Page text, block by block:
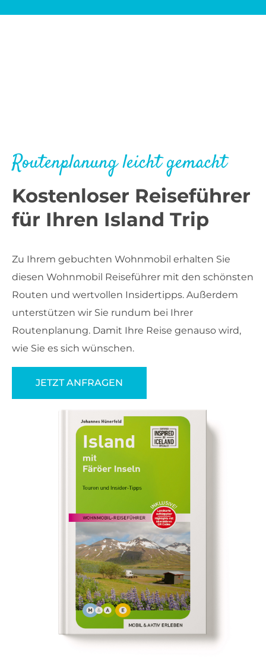
Routenplanung leicht gemacht
Kostenloser Reiseführer
für Ihren Island Trip
Zu Ihrem gebuchten Wohnmobil erhalten Sie
diesen Wohnmobil Reiseführer mit den schönsten
Routen und wertvollen Insidertipps. Außerdem
unterstützen wir Sie rundum bei Ihrer
Routenplanung. Damit Ihre Reise genauso wird,
wie Sie es sich wünschen.
JETZT ANFRAGEN